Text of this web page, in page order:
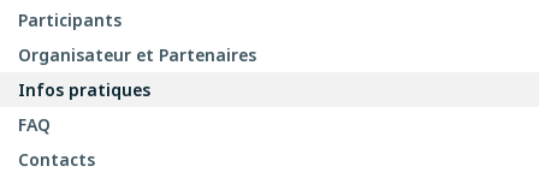
Participants
Organisateur et Partenaires
Infos pratiques
FAQ
Contacts